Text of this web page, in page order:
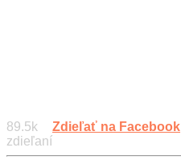
89.5k
zdieľaní
Zdieľať na Facebook